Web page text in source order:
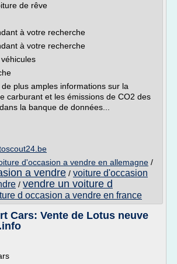
de rêve
à votre recherche
à votre recherche
plus amples informations sur la
carburant et les émissions de CO2 des
la banque de données...
d'occasion a vendre en allemagne /
a vendre / voiture d'occasion
/ vendre un voiture d
d occasion a vendre en france
Cars: Vente de Lotus neuve